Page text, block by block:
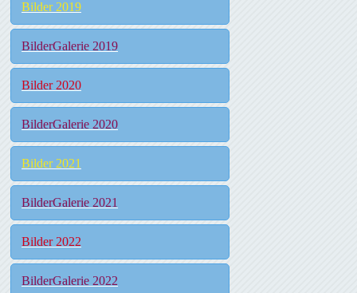
Bilder 2019
BilderGalerie 2019
Bilder 2020
BilderGalerie 2020
Bilder 2021
BilderGalerie 2021
Bilder 2022
BilderGalerie 2022